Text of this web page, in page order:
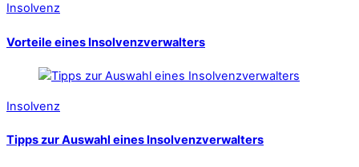
Insolvenz
Vorteile eines Insolvenzverwalters
Insolvenz
Tipps zur Auswahl eines Insolvenzverwalters